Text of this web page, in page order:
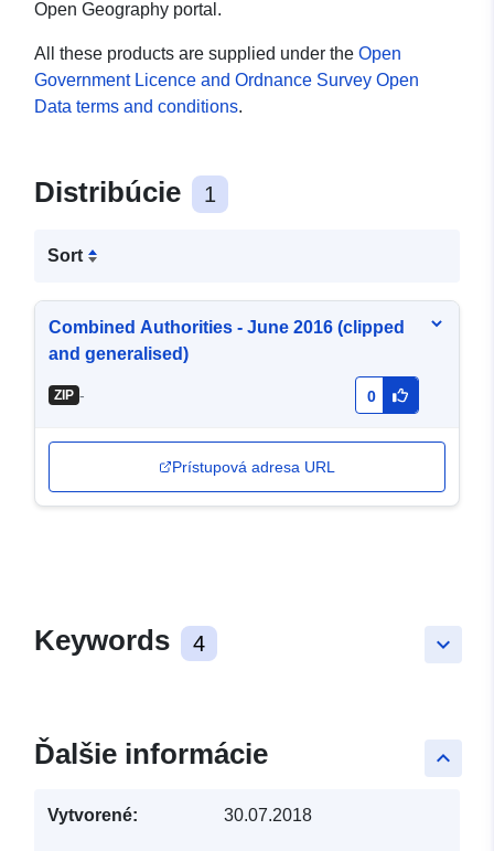
Open Geography portal.
All these products are supplied under the Open
Government Licence and Ordnance Survey Open
Data terms and conditions.
Distribúcie 1
Sort
Combined Authorities - June 2016 (clipped
and generalised)
ZIP - 0
Prístupová adresa URL
keyboard_arrow_down
Keywords 4
keyboard_arrow_up
Ďalšie informácie
Vytvorené: 30.07.2018